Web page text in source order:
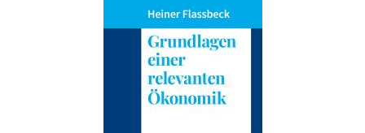
vor 2 Stunden zu:
Aus einem Land vor unserer Zeit
@ratzefatz Wer in etwa das, was du da oben schreibst, schon 1990
anschlusswilligen und national…